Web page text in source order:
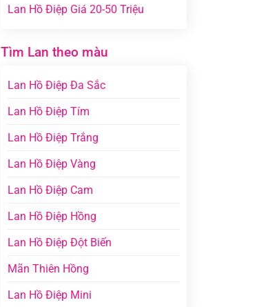
Lan Hồ Điệp Giá 20-50 Triệu
Tìm Lan theo màu
Lan Hồ Điệp Đa Sắc
Lan Hồ Điệp Tím
Lan Hồ Điệp Trắng
Lan Hồ Điệp Vàng
Lan Hồ Điệp Cam
Lan Hồ Điệp Hồng
Lan Hồ Điệp Đột Biến
Mãn Thiên Hồng
Lan Hồ Điệp Mini